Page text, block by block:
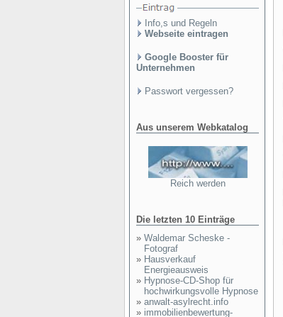
Info,s und Regeln
Webseite eintragen
Google Booster für
Unternehmen
Passwort vergessen?
Aus unserem Webkatalog
Reich werden
Die letzten 10 Einträge
» Waldemar Scheske -
Fotograf
» Hausverkauf
Energieausweis
» Hypnose-CD-Shop für
hochwirkungsvolle Hypnose
» anwalt-asylrecht.info
» immobilienbewertung-